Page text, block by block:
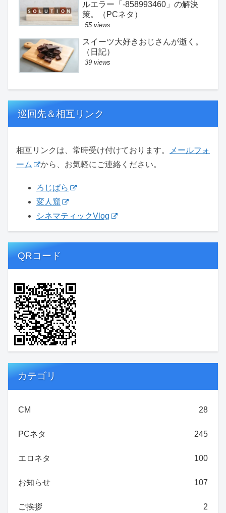
ルエラー「-858993460」の解決
策。（PCネタ）
55 views
スイーツ大好きおじさんが逝く。
（日記）
39 views
巡回先＆相互リンク
相互リンクは、常時受け付けております。
メールフォ
ーム
から、お気軽にご連絡ください。
ろじぱら
変人窟
シネマティックVlog
QRコード
カテゴリ
CM 28
PCネタ 245
エロネタ 100
お知らせ 107
ご挨拶 2